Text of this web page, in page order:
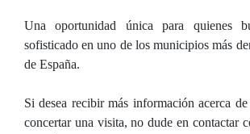
Una oportunidad única para quienes
sofisticado en uno de los municipios más
de España.
Si desea recibir más información acerca
concertar una visita, no dude en contactar